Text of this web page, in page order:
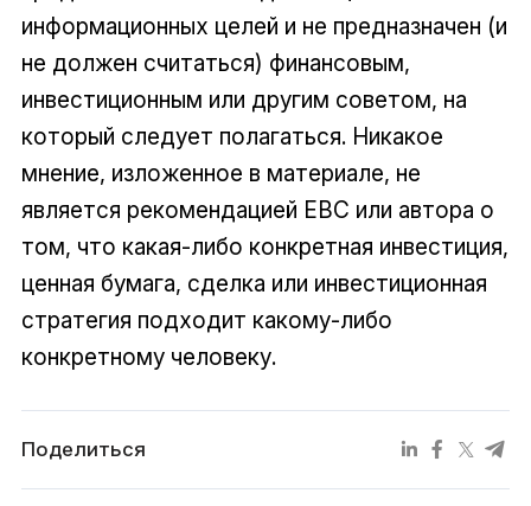
информационных целей и не предназначен (и
не должен считаться) финансовым,
инвестиционным или другим советом, на
который следует полагаться. Никакое
мнение, изложенное в материале, не
является рекомендацией EBC или автора о
том, что какая-либо конкретная инвестиция,
ценная бумага, сделка или инвестиционная
стратегия подходит какому-либо
конкретному человеку.
Поделиться